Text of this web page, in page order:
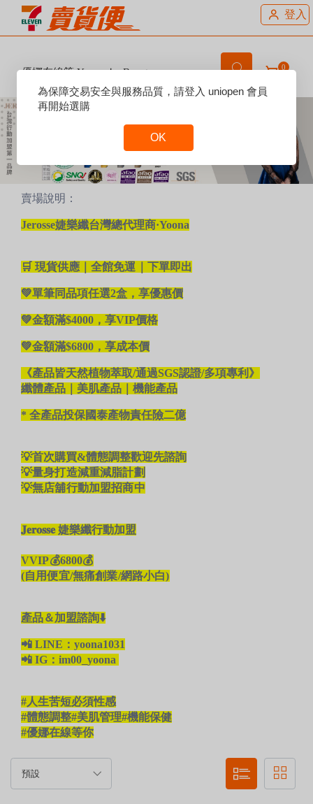
登入
優娜在線等 Yoona＇s Beauty ＆
Healthy Studio
0
賣場說明：
Jerosse婕樂纖台灣總代理商·Yoona
🛒 現貨供應｜ 全館免運 ｜下單即出
💚單筆同品項任選2盒，享優惠價
💚金額滿$4000，享VIP價格
💚金額滿$6800，享成本價
《產品皆天然植物萃取/通過SGS認證/多項專利》
纖體產品｜美肌產品｜機能產品
* 全產品投保國泰產物責任險二億
💡首次購買&體態調整歡迎先諮詢
💡量身打造減重減脂計劃
💡無店舖行動加盟招商中
𝐉𝐞𝐫𝐨𝐬𝐬𝐞 婕樂纖行動加盟
VVIP💰6800💰
(自用便宜/無痛創業/網路小白)
產品＆加盟諮詢⬇️
📲 LINE：yoona1031
📲 IG：im00_yoona
#人生苦短必須性感
#體態調整#美肌管理#機能保健
#優娜在線等你
Reset
Focus
為保障交易安全與服務品質，請登入 uniopen 會員
再開始選購
OK
Focus